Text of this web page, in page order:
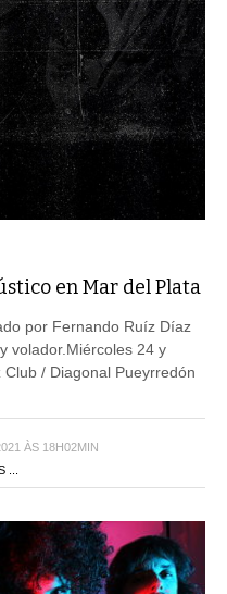
en Mar del Plata
por Fernando Ruíz Díaz
volador.Miércoles 24 y
/ Diagonal Pueyrredón
ÀS 18H02MIN
...